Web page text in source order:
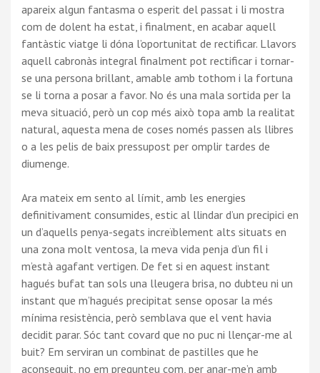
apareix algun fantasma o esperit del passat i li mostra
com de dolent ha estat, i finalment, en acabar aquell
fantàstic viatge li dóna l’oportunitat de rectificar. Llavors
aquell cabronàs integral finalment pot rectificar i tornar-
se una persona brillant, amable amb tothom i la fortuna
se li torna a posar a favor. No és una mala sortida per la
meva situació, però un cop més això topa amb la realitat
natural, aquesta mena de coses només passen als llibres
o a les pelis de baix pressupost per omplir tardes de
diumenge.
Ara mateix em sento al límit, amb les energies
definitivament consumides, estic al llindar d’un precipici en
un d’aquells penya-segats increïblement alts situats en
una zona molt ventosa, la meva vida penja d’un fil i
m’està agafant vertigen. De fet si en aquest instant
hagués bufat tan sols una lleugera brisa, no dubteu ni un
instant que m’hagués precipitat sense oposar la més
mínima resistència, però semblava que el vent havia
decidit parar. Sóc tant covard que no puc ni llençar-me al
buit? Em serviran un combinat de pastilles que he
aconseguit, no em pregunteu com, per anar-me’n amb